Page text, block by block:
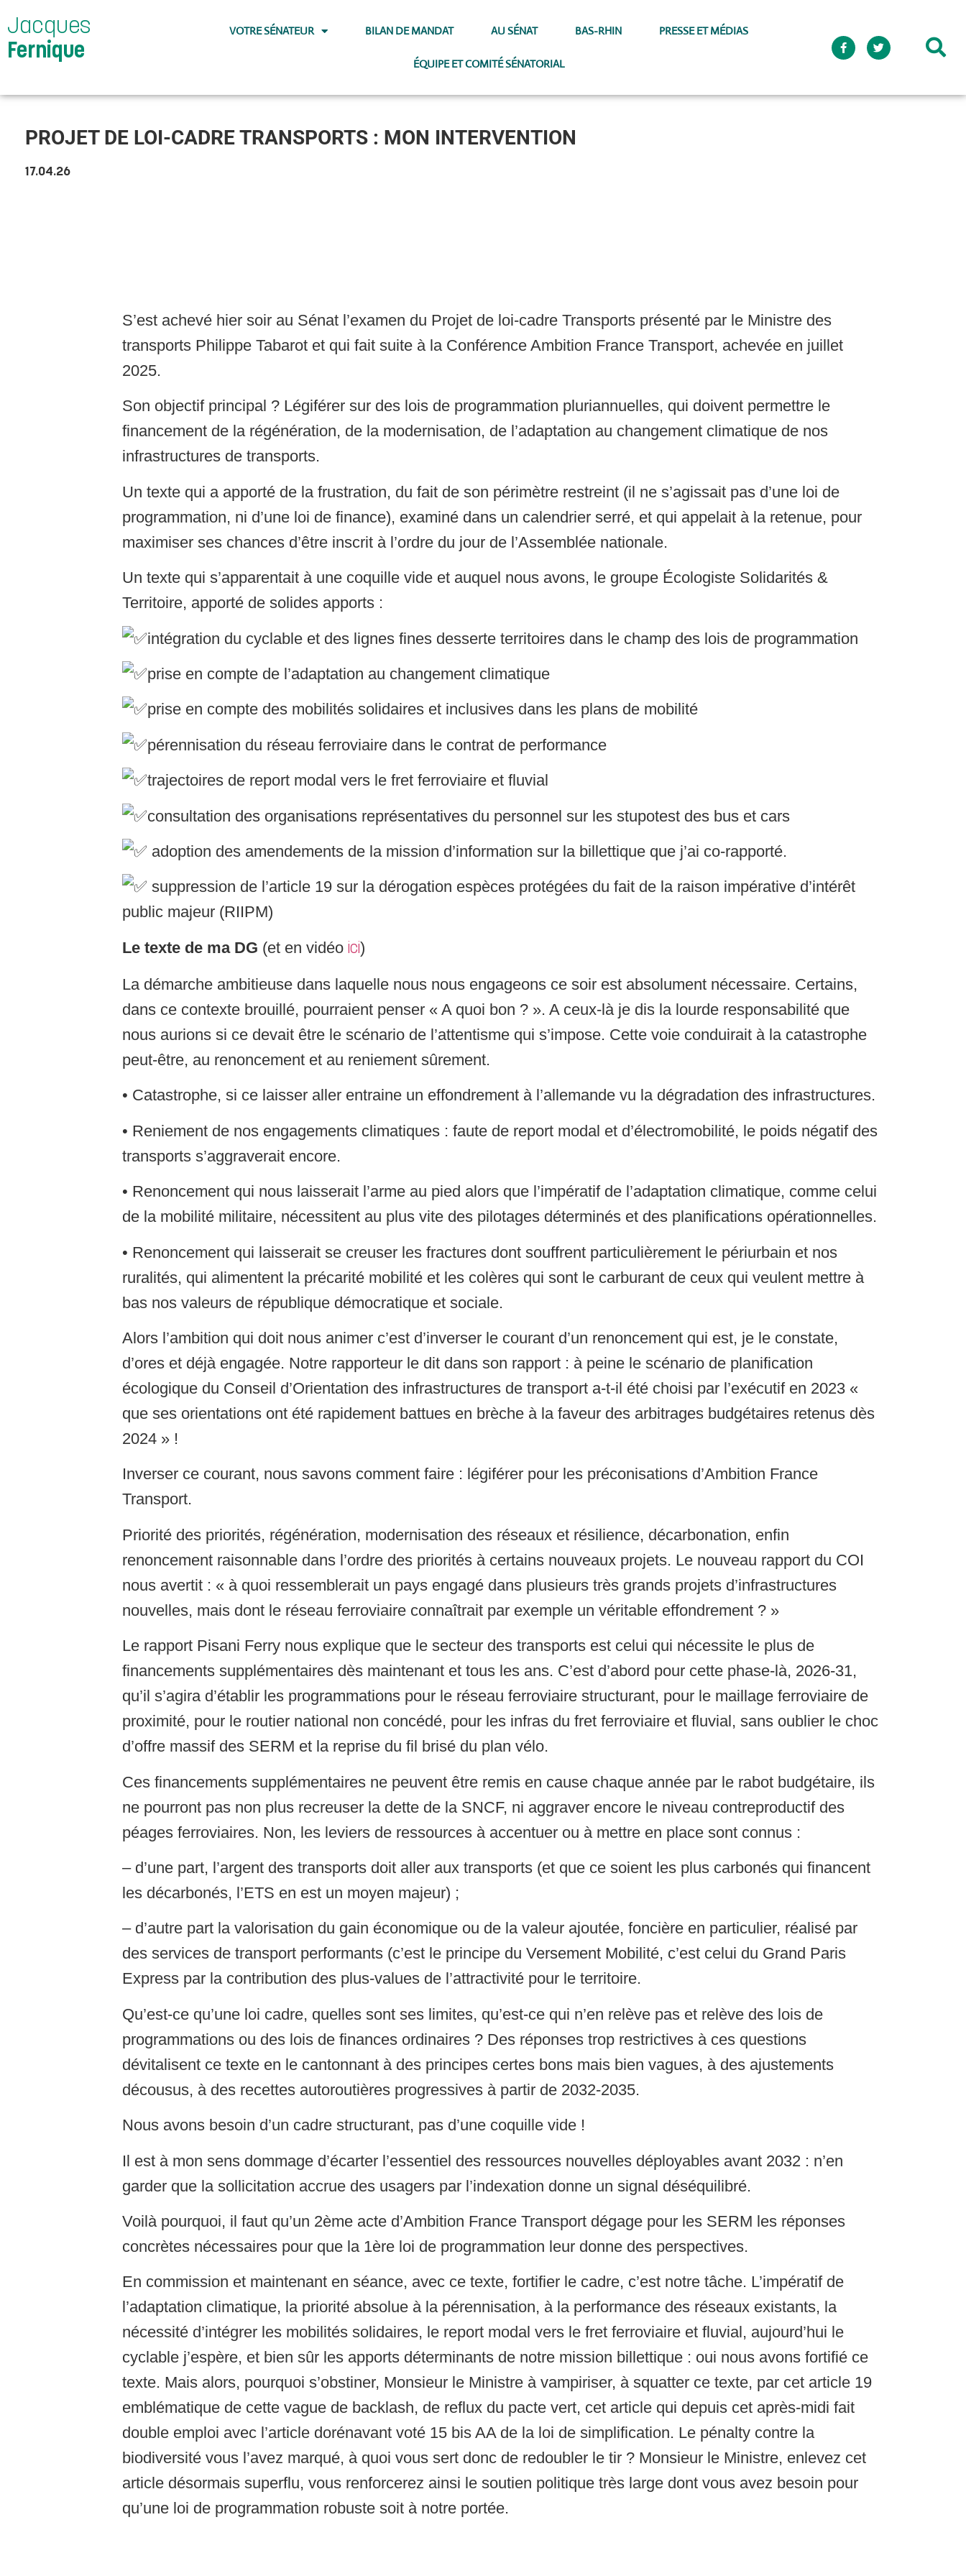
Jacques
Fernique
VOTRE SÉNATEUR BILAN DE MANDAT AU SÉNAT BAS-RHIN PRESSE ET MÉDIAS
ÉQUIPE ET COMITÉ SÉNATORIAL
PROJET DE LOI-CADRE TRANSPORTS : MON INTERVENTION
17.04.26
S’est achevé hier soir au Sénat l’examen du Projet de loi-cadre Transports présenté par le Ministre des
transports Philippe Tabarot et qui fait suite à la Conférence Ambition France Transport, achevée en juillet
2025.
Son objectif principal ? Légiférer sur des lois de programmation pluriannuelles, qui doivent permettre le
financement de la régénération, de la modernisation, de l’adaptation au changement climatique de nos
infrastructures de transports.
Un texte qui a apporté de la frustration, du fait de son périmètre restreint (il ne s’agissait pas d’une loi de
programmation, ni d’une loi de finance), examiné dans un calendrier serré, et qui appelait à la retenue, pour
maximiser ses chances d’être inscrit à l’ordre du jour de l’Assemblée nationale.
Un texte qui s’apparentait à une coquille vide et auquel nous avons, le groupe Écologiste Solidarités &
Territoire, apporté de solides apports :
intégration du cyclable et des lignes fines desserte territoires dans le champ des lois de programmation
prise en compte de l’adaptation au changement climatique
prise en compte des mobilités solidaires et inclusives dans les plans de mobilité
pérennisation du réseau ferroviaire dans le contrat de performance
trajectoires de report modal vers le fret ferroviaire et fluvial
consultation des organisations représentatives du personnel sur les stupotest des bus et cars
adoption des amendements de la mission d’information sur la billettique que j’ai co-rapporté.
suppression de l’article 19 sur la dérogation espèces protégées du fait de la raison impérative d’intérêt
public majeur (RIIPM)
Le texte de ma DG (et en vidéo ici)
La démarche ambitieuse dans laquelle nous nous engageons ce soir est absolument nécessaire. Certains,
dans ce contexte brouillé, pourraient penser « A quoi bon ? ». A ceux-là je dis la lourde responsabilité que
nous aurions si ce devait être le scénario de l’attentisme qui s’impose. Cette voie conduirait à la catastrophe
peut-être, au renoncement et au reniement sûrement.
• Catastrophe, si ce laisser aller entraine un effondrement à l’allemande vu la dégradation des infrastructures.
• Reniement de nos engagements climatiques : faute de report modal et d’électromobilité, le poids négatif des
transports s’aggraverait encore.
• Renoncement qui nous laisserait l’arme au pied alors que l’impératif de l’adaptation climatique, comme celui
de la mobilité militaire, nécessitent au plus vite des pilotages déterminés et des planifications opérationnelles.
• Renoncement qui laisserait se creuser les fractures dont souffrent particulièrement le périurbain et nos
ruralités, qui alimentent la précarité mobilité et les colères qui sont le carburant de ceux qui veulent mettre à
bas nos valeurs de république démocratique et sociale.
Alors l’ambition qui doit nous animer c’est d’inverser le courant d’un renoncement qui est, je le constate,
d’ores et déjà engagée. Notre rapporteur le dit dans son rapport : à peine le scénario de planification
écologique du Conseil d’Orientation des infrastructures de transport a-t-il été choisi par l’exécutif en 2023 «
que ses orientations ont été rapidement battues en brèche à la faveur des arbitrages budgétaires retenus dès
2024 » !
Inverser ce courant, nous savons comment faire : légiférer pour les préconisations d’Ambition France
Transport.
Priorité des priorités, régénération, modernisation des réseaux et résilience, décarbonation, enfin
renoncement raisonnable dans l’ordre des priorités à certains nouveaux projets. Le nouveau rapport du COI
nous avertit : « à quoi ressemblerait un pays engagé dans plusieurs très grands projets d’infrastructures
nouvelles, mais dont le réseau ferroviaire connaîtrait par exemple un véritable effondrement ? »
Le rapport Pisani Ferry nous explique que le secteur des transports est celui qui nécessite le plus de
financements supplémentaires dès maintenant et tous les ans. C’est d’abord pour cette phase-là, 2026-31,
qu’il s’agira d’établir les programmations pour le réseau ferroviaire structurant, pour le maillage ferroviaire de
proximité, pour le routier national non concédé, pour les infras du fret ferroviaire et fluvial, sans oublier le choc
d’offre massif des SERM et la reprise du fil brisé du plan vélo.
Ces financements supplémentaires ne peuvent être remis en cause chaque année par le rabot budgétaire, ils
ne pourront pas non plus recreuser la dette de la SNCF, ni aggraver encore le niveau contreproductif des
péages ferroviaires. Non, les leviers de ressources à accentuer ou à mettre en place sont connus :
– d’une part, l’argent des transports doit aller aux transports (et que ce soient les plus carbonés qui financent
les décarbonés, l’ETS en est un moyen majeur) ;
– d’autre part la valorisation du gain économique ou de la valeur ajoutée, foncière en particulier, réalisé par
des services de transport performants (c’est le principe du Versement Mobilité, c’est celui du Grand Paris
Express par la contribution des plus-values de l’attractivité pour le territoire.
Qu’est-ce qu’une loi cadre, quelles sont ses limites, qu’est-ce qui n’en relève pas et relève des lois de
programmations ou des lois de finances ordinaires ? Des réponses trop restrictives à ces questions
dévitalisent ce texte en le cantonnant à des principes certes bons mais bien vagues, à des ajustements
décousus, à des recettes autoroutières progressives à partir de 2032-2035.
Nous avons besoin d’un cadre structurant, pas d’une coquille vide !
Il est à mon sens dommage d’écarter l’essentiel des ressources nouvelles déployables avant 2032 : n’en
garder que la sollicitation accrue des usagers par l’indexation donne un signal déséquilibré.
Voilà pourquoi, il faut qu’un 2ème acte d’Ambition France Transport dégage pour les SERM les réponses
concrètes nécessaires pour que la 1ère loi de programmation leur donne des perspectives.
En commission et maintenant en séance, avec ce texte, fortifier le cadre, c’est notre tâche. L’impératif de
l’adaptation climatique, la priorité absolue à la pérennisation, à la performance des réseaux existants, la
nécessité d’intégrer les mobilités solidaires, le report modal vers le fret ferroviaire et fluvial, aujourd’hui le
cyclable j’espère, et bien sûr les apports déterminants de notre mission billettique : oui nous avons fortifié ce
texte. Mais alors, pourquoi s’obstiner, Monsieur le Ministre à vampiriser, à squatter ce texte, par cet article 19
emblématique de cette vague de backlash, de reflux du pacte vert, cet article qui depuis cet après-midi fait
double emploi avec l’article dorénavant voté 15 bis AA de la loi de simplification. Le pénalty contre la
biodiversité vous l’avez marqué, à quoi vous sert donc de redoubler le tir ? Monsieur le Ministre, enlevez cet
article désormais superflu, vous renforcerez ainsi le soutien politique très large dont vous avez besoin pour
qu’une loi de programmation robuste soit à notre portée.